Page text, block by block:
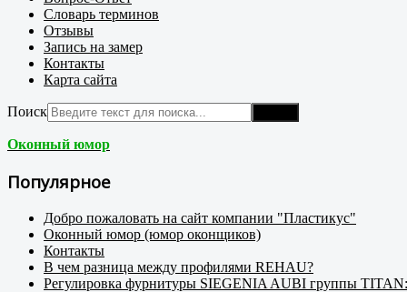
Словарь терминов
Отзывы
Запись на замер
Контакты
Карта сайта
Поиск
Оконный юмор
Популярное
Добро пожаловать на сайт компании "Пластикус"
Оконный юмор (юмор оконщиков)
Контакты
В чем разница между профилями REHAU?
Регулировка фурнитуры SIEGENIA AUBI группы